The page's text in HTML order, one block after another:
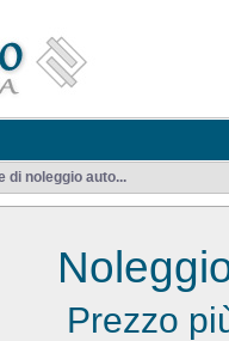
di noleggio auto...
Prezzo